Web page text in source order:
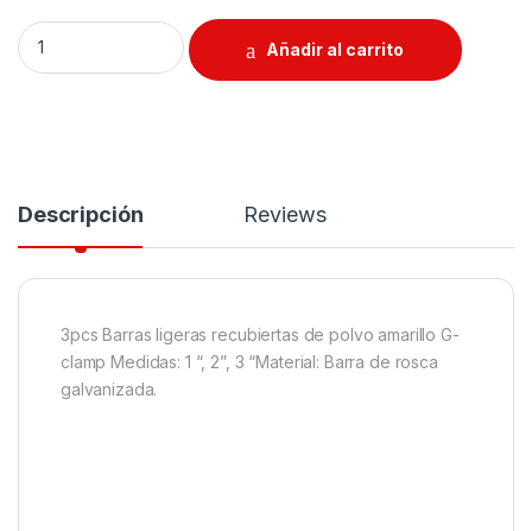
Juego De Prensa Tipo G - 3pcs quantity
Añadir al carrito
Descripción Reviews
3pcs Barras ligeras recubiertas de polvo amarillo G-
clamp Medidas: 1 “, 2”, 3 “Material: Barra de rosca
galvanizada.